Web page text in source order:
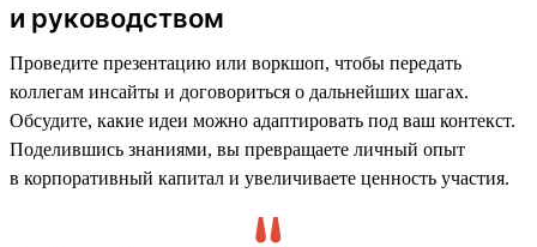
и руководством
Проведите презентацию или воркшоп, чтобы передать
коллегам инсайты и договориться о дальнейших шагах.
Обсудите, какие идеи можно адаптировать под ваш контекст.
Поделившись знаниями, вы превращаете личный опыт
в корпоративный капитал и увеличиваете ценность участия.